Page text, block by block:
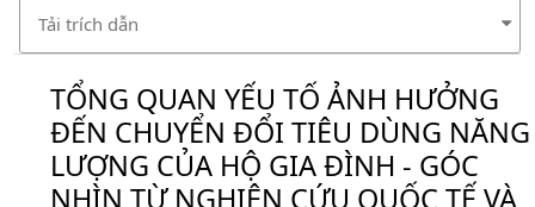
Tải trích dẫn
TỔNG QUAN YẾU TỐ ẢNH HƯỞNG
ĐẾN CHUYỂN ĐỔI TIÊU DÙNG NĂNG
LƯỢNG CỦA HỘ GIA ĐÌNH - GÓC
NHÌN TỪ NGHIÊN CỨU QUỐC TẾ VÀ